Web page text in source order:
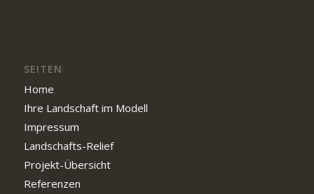
SEITEN
Home
Ihre Landschaft im Modell
Impressum
Landschafts-Relief
Projekt-Übersicht
Referenzen